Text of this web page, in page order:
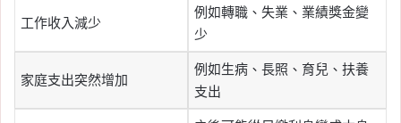
工作收入減少
例如轉職、失業、業績獎金變
少
家庭支出突然增加
例如生病、長照、育兒、扶養
支出